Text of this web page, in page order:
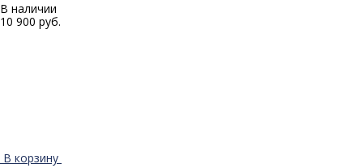
В наличии
10 900 руб.
В корзину